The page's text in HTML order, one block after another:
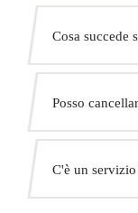
prezzo fisso
Cosa succede
adatterà
aggiuntivi.
Posso
Sì, puoi
ritiro.
C'è un